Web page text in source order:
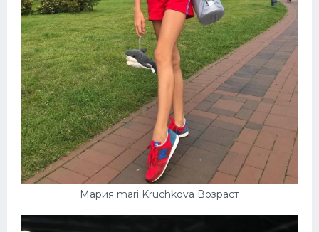
Мария mari Kruchkova Возраст